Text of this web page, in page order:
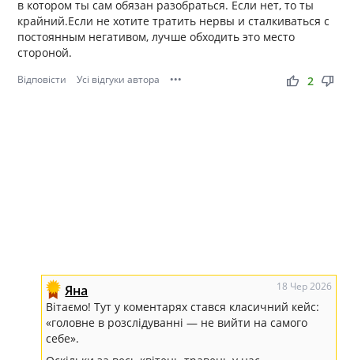
в котором ты сам обязан разобраться. Если нет, то ты
крайний.Если не хотите тратить нервы и сталкиваться с
постоянным негативом, лучше обходить это место
стороной.
Відповісти Усі відгуки автора ••• thumb_up thumb_down
2
Яна 18 Чер 2026
Вітаємо! Тут у коментарях стався класичний кейс:
«головне в розслідуванні — не вийти на самого
себе».